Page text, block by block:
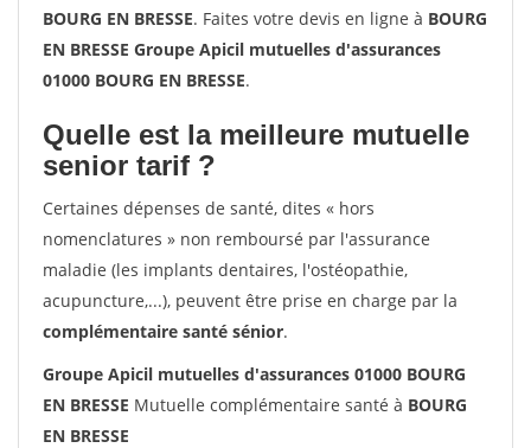
BOURG EN BRESSE. Faites votre devis en ligne à BOURG
EN BRESSE Groupe Apicil mutuelles d'assurances
01000 BOURG EN BRESSE.
Quelle est la meilleure mutuelle
senior tarif ?
Certaines dépenses de santé, dites « hors
nomenclatures » non remboursé par l'assurance
maladie (les implants dentaires, l'ostéopathie,
acupuncture,...), peuvent être prise en charge par la
complémentaire santé sénior.
Groupe Apicil mutuelles d'assurances 01000 BOURG
EN BRESSE Mutuelle complémentaire santé à BOURG
EN BRESSE